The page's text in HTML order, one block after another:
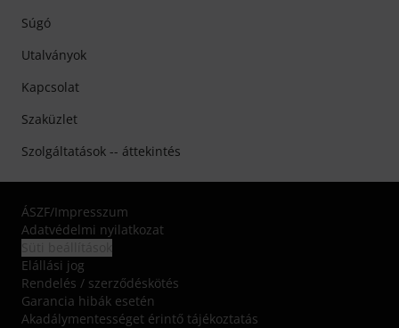
Súgó
Utalványok
Kapcsolat
Szaküzlet
Szolgáltatások -- áttekintés
ÁSZF/Impresszum
Adatvédelmi nyilatkozat
Elállási jog
Rendelés / szerződéskötés
Garancia hibák esetén
Akadálymentességet érintő tájékoztatás